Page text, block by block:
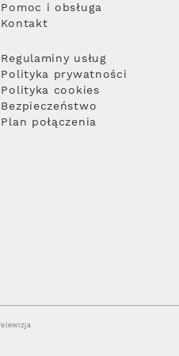
Pomoc i obsługa
Kontakt
Regulaminy usług
Polityka prywatności
Polityka cookies
Bezpieczeństwo
Plan połączenia